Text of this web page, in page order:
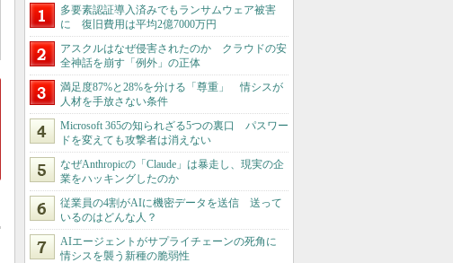
多要素認証導入済みでもランサムウェア被害
に 復旧費用は平均2億7000万円
アスクルはなぜ侵害されたのか クラウドの安
全神話を崩す「例外」の正体
満足度87%と28%を分ける「尊重」 情シスが
人材を手放さない条件
Microsoft 365の知られざる5つの裏口 パスワー
ドを変えても攻撃者は消えない
なぜAnthropicの「Claude」は暴走し、現実の企
業をハッキングしたのか
従業員の4割がAIに機密データを送信 送って
いるのはどんな人？
AIエージェントがサプライチェーンの死角に
情シスを襲う新種の脆弱性